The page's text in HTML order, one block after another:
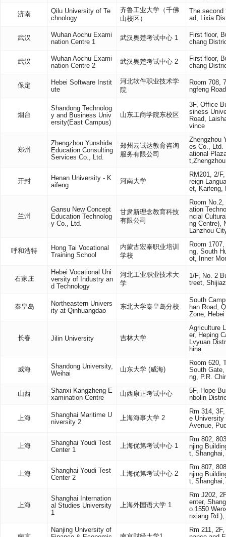
济南
Qilu University of Te
chnology
齐鲁工业大学（千佛
山校区）
The
ad, Lixia
武汉
Wuhan Aochu Exami
nation Centre 1
武汉奥楚考试中心 1
First floor,
chang
武汉
Wuhan Aochu Exami
nation Centre 2
武汉奥楚考试中心 2
First floor,
chang
保定
Hebei Software Instit
ute
河北软件职业技术学
院
Room 708,
ngfeng
烟台
Shandong Technolog
y and Business Univ
ersity(East Campus)
山东工商学院东校区
3F, Office
siness
Road,
vince
郑州
Zhengzhou Yunshida
Education Consulting
Services Co., Ltd.
郑州云试达教育咨询
服务有限公司
Zhengzhou
es Co., Ltd.
ational
开封
Henan University - K
aifeng
河南大学
RM201, 2/
reign
et, Kaifeng,
兰州
Gansu New Concept
Education Technolog
y Co., Ltd.
甘肃新理念教育科技
有限公司
Room
ation
ncial
ng Centre),
Lanzhou
呼和浩特
Hong Tai Vocational
Training School
内蒙古宏泰职业培训
学校
Room
ng, South
ot, Inner
石家庄
Hebei Vocational Uni
versity of Industry an
d Technology
河北工业职业技术大
学
1/F, No. 2
treet,
秦皇岛
Northeastern Univers
ity at Qinhuangdao
东北大学秦皇岛分校
South
han Road,
Zone,
长春 Jilin University 吉林大学
Agriculture
er, Heping
Lvyuan
hina.
威海
Shandong University,
Weihai
山东大学 (威海)
Room 620,
South
ng, P.R.
山西
Shanxi Kangzheng E
xamination Centre
山西康正考试中心
5F, Hope
nbolin
上海
Shanghai Maritime U
niversity 2
上海海事大学 2
Rm 314,
e University
Avenue,
上海
Shanghai Youdi Test
Center 1
上海优第考试中心 1
Rm 802,
njing
t, Shanghai,
上海
Shanghai Youdi Test
Center 2
上海优第考试中心 2
Rm 807,
njing
t, Shanghai,
上海
Shanghai Internation
al Studies University
1
上海外国语大学 1
Rm J202,
enter,
o.1550
nxiang
Nanjing University of
Rm 211,